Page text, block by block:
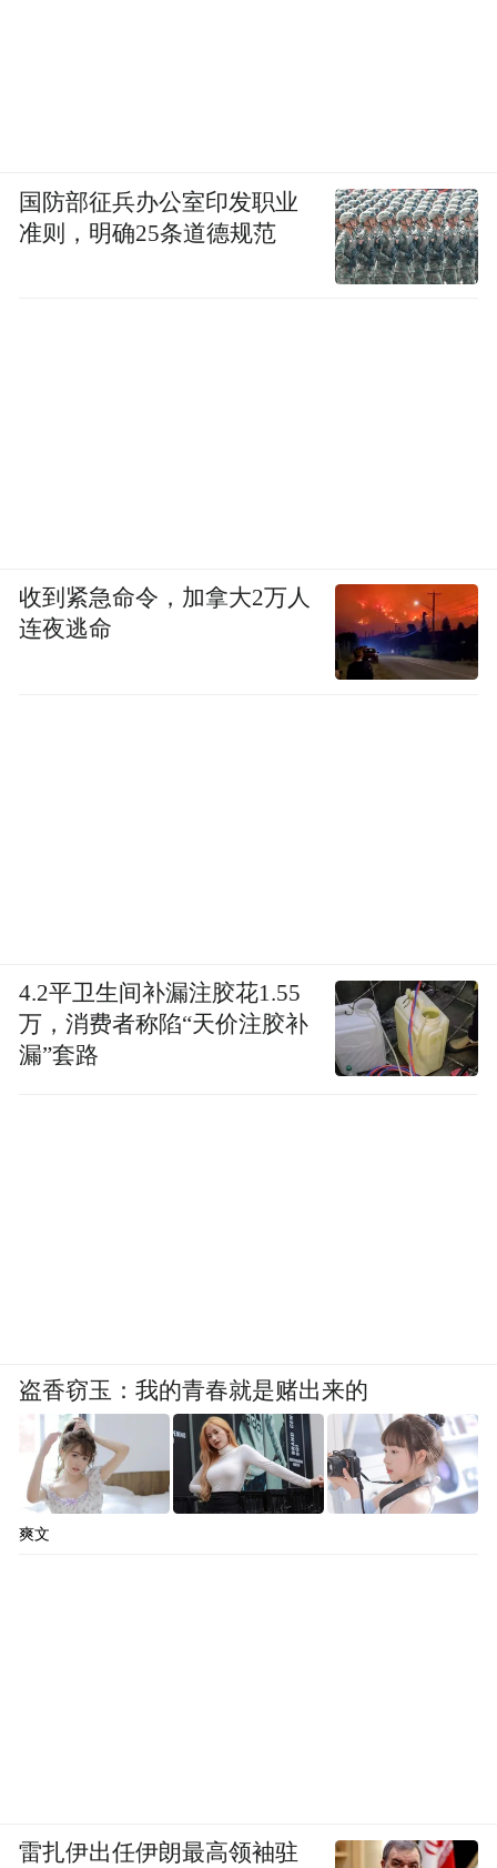
国防部征兵办公室印发职业
准则，明确25条道德规范
收到紧急命令，加拿大2万人
连夜逃命
4.2平卫生间补漏注胶花1.55
万，消费者称陷“天价注胶补
漏”套路
盗香窃玉：我的青春就是赌出来的
爽文
雷扎伊出任伊朗最高领袖驻